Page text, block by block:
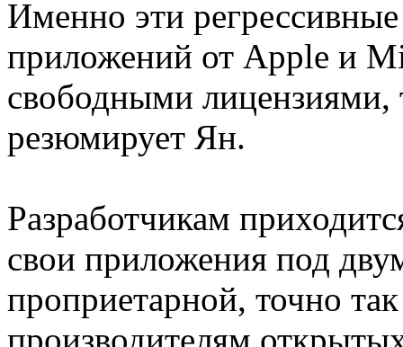
Именно эти
приложений от Apple и
свободными
резюмирует Ян.
Разработчикам
свои приложения под
проприетарной, точно
производителям